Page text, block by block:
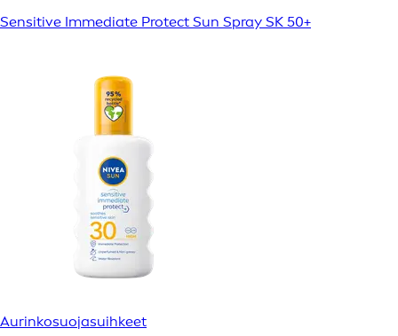
Sensitive Immediate Protect Sun Spray SK 50+
Aurinkosuojasuihkeet